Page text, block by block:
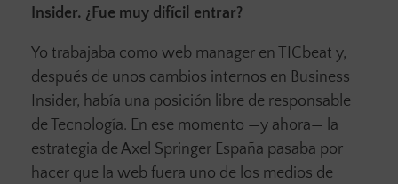
Insider. ¿Fue muy difícil entrar?
Yo trabajaba como web manager en TICbeat y,
después de unos cambios internos en Business
Insider, había una posición libre de responsable
de Tecnología. En ese momento —y ahora— la
estrategia de Axel Springer España pasaba por
hacer que la web fuera uno de los medios de